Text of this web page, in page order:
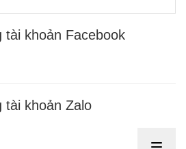
tài khoản Facebook
tài khoản Zalo